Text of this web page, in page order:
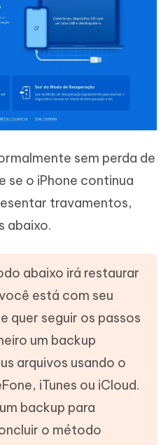
sem perda de
se o iPhone continua
travamentos,
abaixo.
abaixo irá restaurar
está com seu
quer seguir os passos
um backup
arquivos usando o
iTunes ou iCloud.
backup para
o método